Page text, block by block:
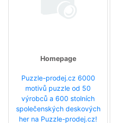
Homepage
Puzzle-prodej.cz 6000
motivů puzzle od 50
výrobců a 600 stolních
společenských deskových
her na Puzzle-prodej.cz!